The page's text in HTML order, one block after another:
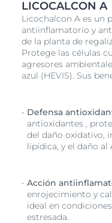
LICOCALCON A
Licochalcon A es un
antiinflamatorio y
de la planta de
Protege las células
agresores
azul (HEVIS). Sus
Defensa
antioxidantes ,
del daño oxidativo,
lipídica, y el daño al
Acción
enrojecimiento y
ideal en
estresada.